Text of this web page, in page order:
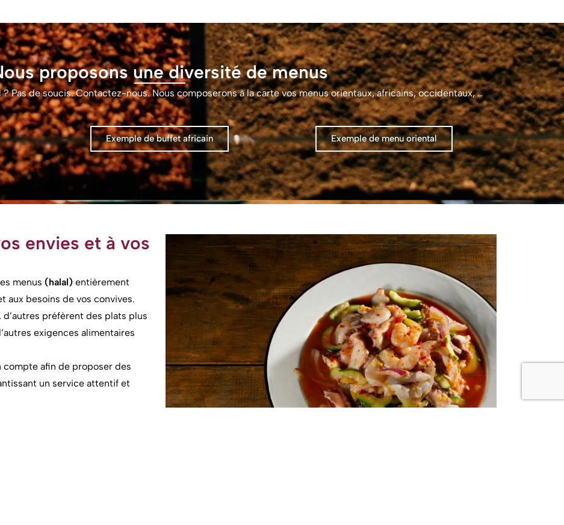
proposons une diversité de menus
Pas de soucis. Contactez-nous. Nous composerons à la carte vos menus orientaux, africains, occidentaux, …
Exemple de buffet africain Exemple de menu oriental
envies et à vos
menus (halal) entièrement
aux besoins de vos convives.
préfèrent des plats plus
exigences alimentaires
afin de proposer des
un service attentif et